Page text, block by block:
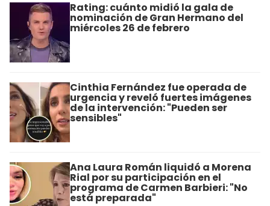
Rating: cuánto midió la gala de
nominación de Gran Hermano del
miércoles 26 de febrero
Cinthia Fernández fue operada de
urgencia y reveló fuertes imágenes
de la intervención: "Pueden ser
sensibles"
Ana Laura Román liquidó a Morena
Rial por su participación en el
programa de Carmen Barbieri: "No
está preparada"